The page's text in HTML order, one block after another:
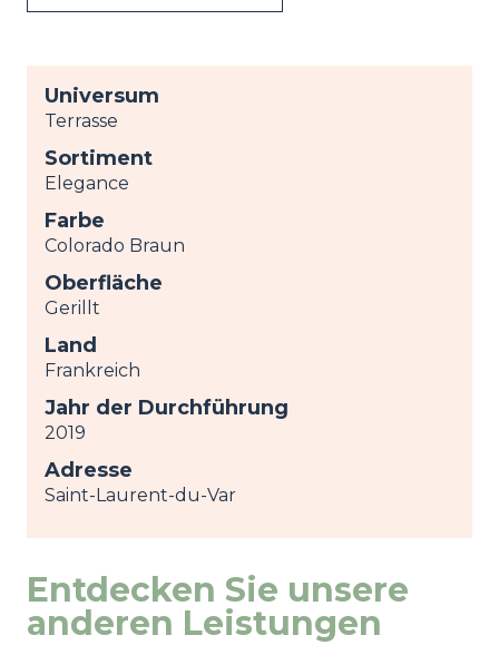
Universum
Terrasse
Sortiment
Elegance
Farbe
Colorado Braun
Oberfläche
Gerillt
Land
Frankreich
Jahr der Durchführung
2019
Adresse
Saint-Laurent-du-Var
Entdecken Sie unsere
anderen Leistungen